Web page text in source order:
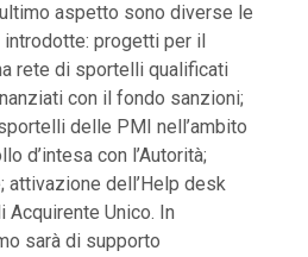
aspetto sono diverse le
progetti per il
rete di sportelli qualificati
con il fondo sanzioni;
delle PMI nell’ambito
d’intesa con l’Autorità;
dell’Help desk
Unico. In
sarà di supporto